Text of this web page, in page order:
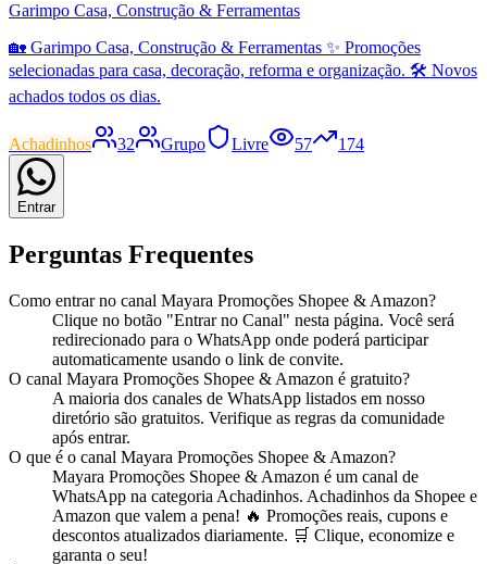
Garimpo Casa, Construção & Ferramentas
🏡 Garimpo Casa, Construção & Ferramentas ✨ Promoções
selecionadas para casa, decoração, reforma e organização. 🛠️ Novos
achados todos os dias.
Achadinhos 32 Grupo Livre 57 174
Entrar
Perguntas Frequentes
Como entrar no canal Mayara Promoções Shopee & Amazon?
Clique no botão "Entrar no Canal" nesta página. Você será
redirecionado para o WhatsApp onde poderá participar
automaticamente usando o link de convite.
O canal Mayara Promoções Shopee & Amazon é gratuito?
A maioria dos canales de WhatsApp listados em nosso
diretório são gratuitos. Verifique as regras da comunidade
após entrar.
O que é o canal Mayara Promoções Shopee & Amazon?
Mayara Promoções Shopee & Amazon é um canal de
WhatsApp na categoria Achadinhos. Achadinhos da Shopee e
Amazon que valem a pena! 🔥 Promoções reais, cupons e
descontos atualizados diariamente. 🛒 Clique, economize e
garanta o seu!